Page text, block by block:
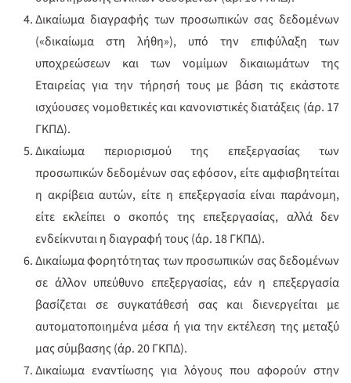
Δικαίωμα διαγραφής των προσωπικών σας δεδομένων
(«δικαίωμα στη λήθη»), υπό την επιφύλαξη των
υποχρεώσεων και των νομίμων δικαιωμάτων της
Εταιρείας για την τήρησή τους με βάση τις εκάστοτε
ισχύουσες νομοθετικές και κανονιστικές διατάξεις (άρ. 17
ΓΚΠΔ).
Δικαίωμα περιορισμού της επεξεργασίας των
προσωπικών δεδομένων σας εφόσον, είτε αμφισβητείται
η ακρίβεια αυτών, είτε η επεξεργασία είναι παράνομη,
είτε εκλείπει ο σκοπός της επεξεργασίας, αλλά δεν
ενδείκνυται η διαγραφή τους (άρ. 18 ΓΚΠΔ).
Δικαίωμα φορητότητας των προσωπικών σας δεδομένων
σε άλλον υπεύθυνο επεξεργασίας, εάν η επεξεργασία
βασίζεται σε συγκατάθεσή σας και διενεργείται με
αυτοματοποιημένα μέσα ή για την εκτέλεση της μεταξύ
μας σύμβασης (άρ. 20 ΓΚΠΔ).
Δικαίωμα εναντίωσης για λόγους που αφορούν στην